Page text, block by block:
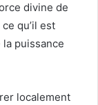
divine de
qu’il est
puissance
localement